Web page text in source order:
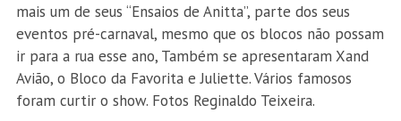
mais um de seus “Ensaios de Anitta”, parte dos seus
eventos pré-carnaval, mesmo que os blocos não possam
ir para a rua esse ano, Também se apresentaram Xand
Avião, o Bloco da Favorita e Juliette. Vários famosos
foram curtir o show. Fotos Reginaldo Teixeira.